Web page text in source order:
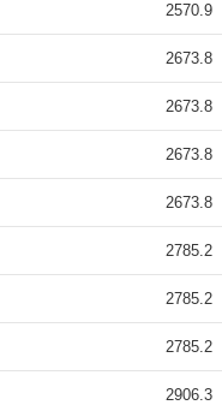
2570.9
2673.8
2673.8
2673.8
2673.8
2785.2
2785.2
2785.2
2906.3